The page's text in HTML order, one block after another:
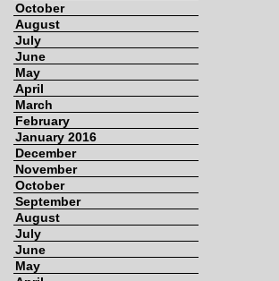
October
August
July
June
May
April
March
February
January 2016
December
November
October
September
August
July
June
May